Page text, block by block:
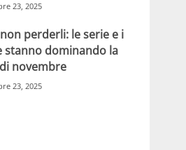
23, 2025
perderli: le serie e i
stanno dominando la
novembre
23, 2025